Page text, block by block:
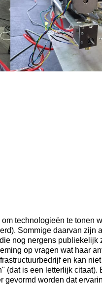
technologieën te tonen
Sommige daarvan zijn
nog nergens publiekelijk
op vragen wat haar
en kan
(dat is een letterlijk citaat).
worden dat